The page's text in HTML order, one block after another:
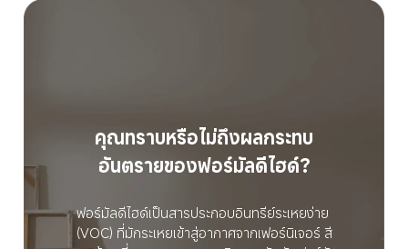
คุณทราบหรือไม่ถึงผลกระทบ
อันตรายของฟอร์มัลดีไฮด์?
ฟอร์มัลดีไฮด์เป็นสารประกอบอินทรีย์ระเหยง่าย
(VOC) ที่มักระเหยเข้าสู่อากาศจากเฟอร์นิเจอร์ สี